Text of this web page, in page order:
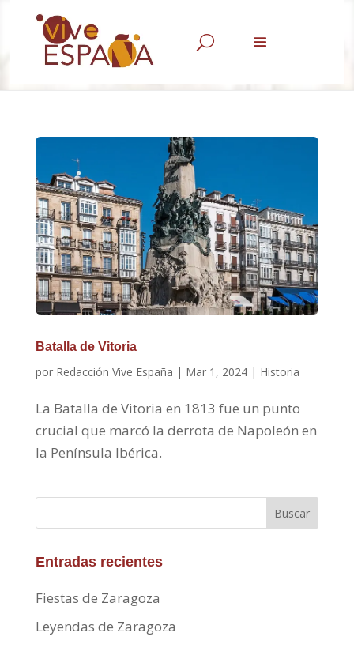
U
Batalla de Vitoria
por Redacción Vive España | Mar 1, 2024| Historia
La Batalla de Vitoria en 1813 fue un punto
crucial que marcó la derrota de Napoleón en
la Península Ibérica.
Buscar
Entradas recientes
Fiestas de Zaragoza
Leyendas de Zaragoza